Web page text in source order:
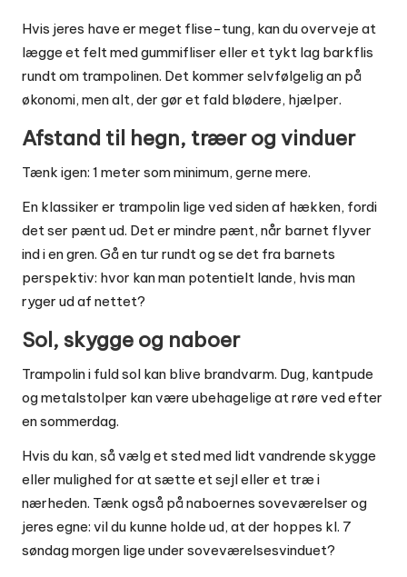
Hvis jeres have er meget flise-tung, kan du overveje at
lægge et felt med gummifliser eller et tykt lag barkflis
rundt om trampolinen. Det kommer selvfølgelig an på
økonomi, men alt, der gør et fald blødere, hjælper.
Afstand til hegn, træer og vinduer
Tænk igen: 1 meter som minimum, gerne mere.
En klassiker er trampolin lige ved siden af hækken, fordi
det ser pænt ud. Det er mindre pænt, når barnet flyver
ind i en gren. Gå en tur rundt og se det fra barnets
perspektiv: hvor kan man potentielt lande, hvis man
ryger ud af nettet?
Sol, skygge og naboer
Trampolin i fuld sol kan blive brandvarm. Dug, kantpude
og metalstolper kan være ubehagelige at røre ved efter
en sommerdag.
Hvis du kan, så vælg et sted med lidt vandrende skygge
eller mulighed for at sætte et sejl eller et træ i
nærheden. Tænk også på naboernes soveværelser og
jeres egne: vil du kunne holde ud, at der hoppes kl. 7
søndag morgen lige under soveværelsesvinduet?